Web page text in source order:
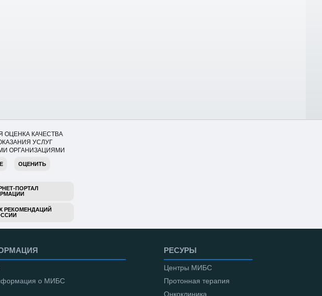
ОЦЕНКА КАЧЕСТВА
УСЛУГ
ОРГАНИЗАЦИЯМИ
ОЦЕНИТЬ
ПОРТАЛ
РЕКОМЕНДАЦИЙ
о МИБС
РЕСУРЫ
Центры МИБС
Протонная терапия
Онкоклиника